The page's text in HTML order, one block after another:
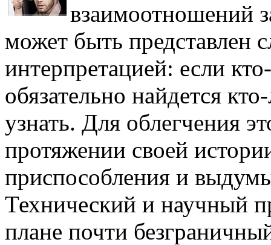
взаимоотношений
может быть представлен
интерпретацией: если
обязательно найдется
узнать. Для облегчения
протяжении своей
приспособления и
Технический и научный
плане почти